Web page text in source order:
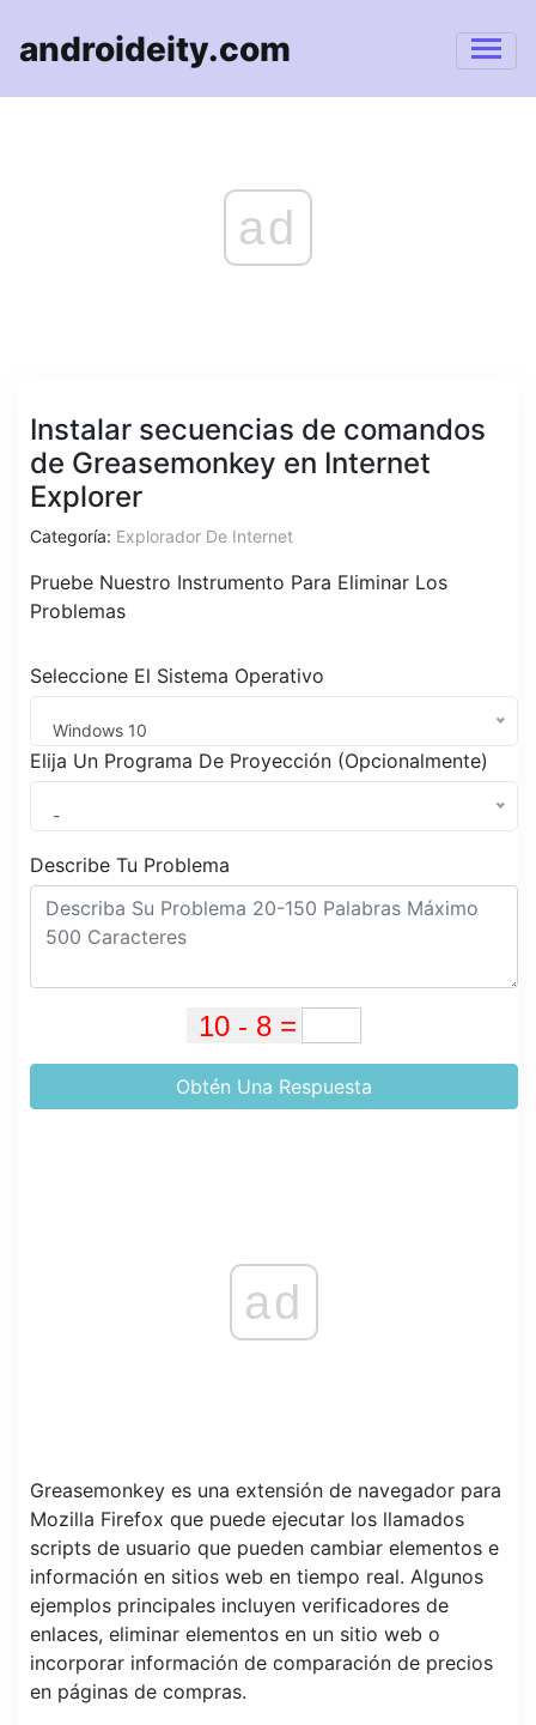
androideity.com
ad
Instalar secuencias de comandos
de Greasemonkey en Internet
Explorer
Categoría: Explorador De Internet
Pruebe Nuestro Instrumento Para Eliminar Los
Problemas
Seleccione El Sistema Operativo
Windows 10
Elija Un Programa De Proyección (Opcionalmente)
-
Describe Tu Problema
Obtén Una Respuesta
ad
Greasemonkey es una extensión de navegador para
Mozilla Firefox que puede ejecutar los llamados
scripts de usuario que pueden cambiar elementos e
información en sitios web en tiempo real. Algunos
ejemplos principales incluyen verificadores de
enlaces, eliminar elementos en un sitio web o
incorporar información de comparación de precios
en páginas de compras.